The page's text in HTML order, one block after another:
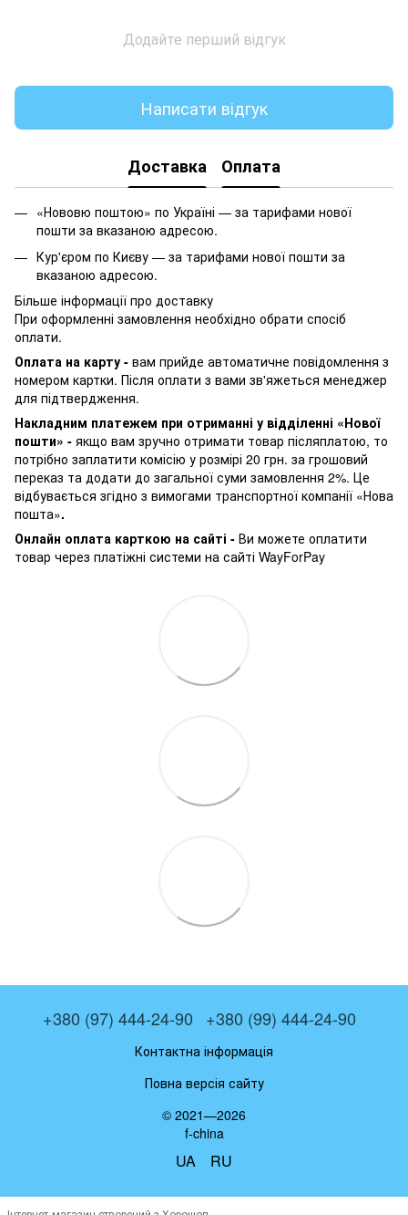
Додайте перший відгук
Написати відгук
Доставка Оплата
«Нововю поштою» по Україні — за тарифами нової
пошти за вказаною адресою.
Кур'єром по Києву — за тарифами нової пошти за
вказаною адресою.
Більше інформації про доставку
При оформленні замовлення необхідно обрати спосіб
оплати.
Оплата на карту - вам прийде автоматичне повідомлення з
номером картки. Після оплати з вами зв'яжеться менеджер
для підтвердження.
Накладним платежем при отриманні у відділенні «Нової
пошти» - якщо вам зручно отримати товар післяплатою, то
потрібно заплатити комісію у розмірі 20 грн. за грошовий
переказ та додати до загальної суми замовлення 2%. Це
відбувається згідно з вимогами транспортної компанії «Нова
пошта».
Онлайн оплата карткою на сайті - Ви можете оплатити
товар через платіжні системи на сайті WayForPay
+380 (97) 444-24-90 +380 (99) 444-24-90
Контактна інформація
Повна версія сайту
© 2021—2026
f-china
UA RU